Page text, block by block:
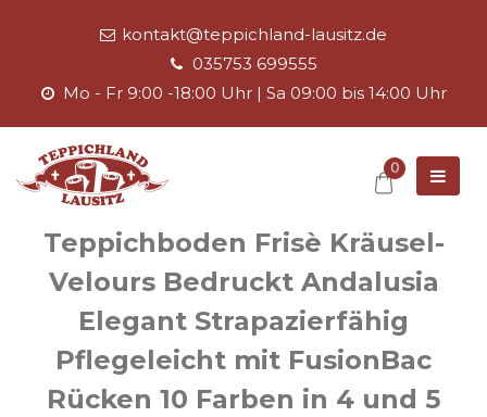
kontakt@teppichland-lausitz.de
035753 699555
Mo - Fr 9:00 -18:00 Uhr | Sa 09:00 bis 14:00 Uhr
0
Teppichboden Frisè Kräusel-
Velours Bedruckt Andalusia
Elegant Strapazierfähig
Pflegeleicht mit FusionBac
Rücken 10 Farben in 4 und 5